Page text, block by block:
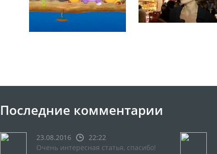
Последние комментарии
23.08.2016
22:22
Очень интересная статья, спасибо!